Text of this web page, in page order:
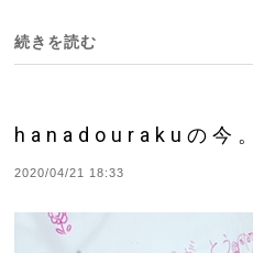
続きを読む
hanadourakuの今。
2020/04/21 18:33